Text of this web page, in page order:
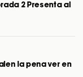
2 Presenta al
la pena ver en